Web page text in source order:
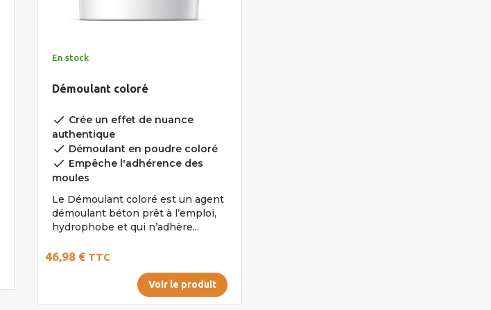
En stock
Démoulant coloré
done Crée un effet de nuance
authentique
done Démoulant en poudre coloré
done Empêche l'adhérence des
moules
Le Démoulant coloré est un agent
démoulant béton prêt à l’emploi,
hydrophobe et qui n’adhère...
46,98 € TTC
Voir le produit